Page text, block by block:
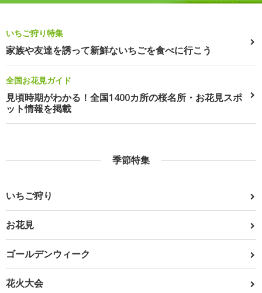
いちご狩り特集
家族や友達を誘って新鮮ないちごを食べに行こう
全国お花見ガイド
見頃時期がわかる！全国1400カ所の桜名所・お花見スポ
ット情報を掲載
季節特集
いちご狩り
お花見
ゴールデンウィーク
花火大会